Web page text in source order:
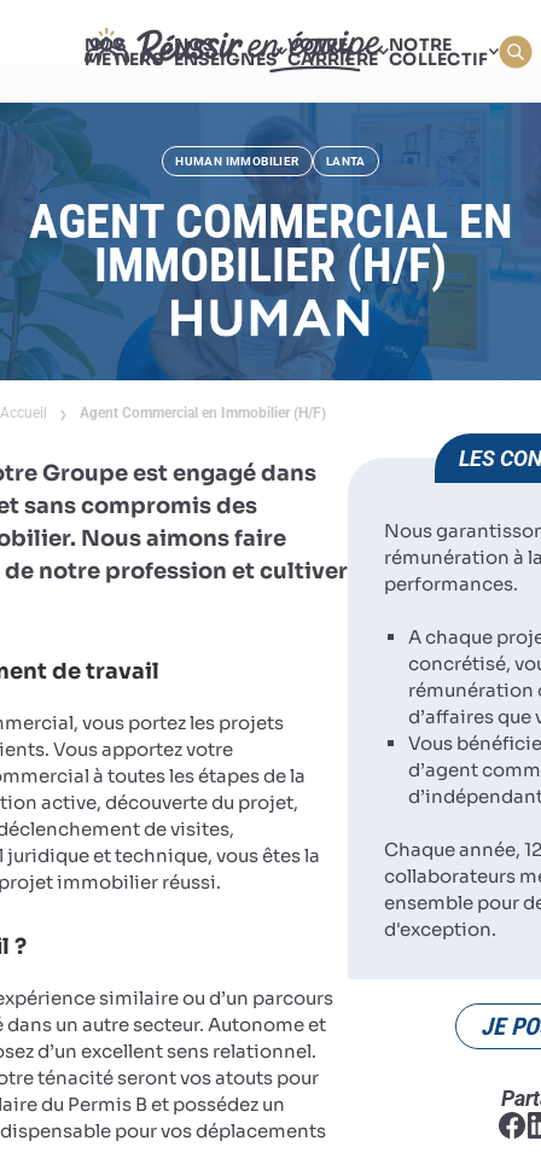
NOS
MÉTIERS
NOS
ENSEIGNES
VOTRE
CARRIÈRE
NOTRE
COLLECTIF
HUMAN IMMOBILIER LANTA
AGENT COMMERCIAL EN
IMMOBILIER (H/F)
Accueil Agent Commercial en Immobilier (H/F)
Groupe est engagé dans
sans compromis des
Nous aimons faire
notre profession et cultiver
de travail
vous portez les projets
Vous apportez votre
à toutes les étapes de la
active, découverte du projet,
de visites,
et technique, vous êtes la
immobilier réussi.
?
similaire ou d’un parcours
un autre secteur. Autonome et
d’un excellent sens relationnel.
ténacité seront vos atouts pour
du Permis B et possédez un
pour vos déplacements
LES
Nous
rémunération à
performances.
A chaque
concrétisé,
rémunération
d’affaires que
Vous
d’agent
Chaque année,
collaborateurs
ensemble pour
d'exception.
JE